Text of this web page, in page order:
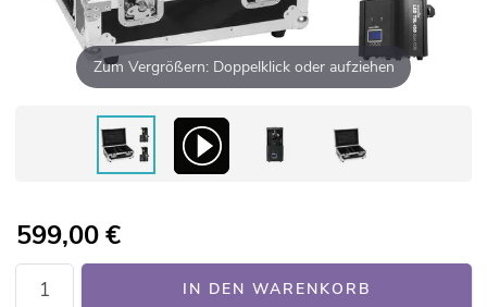
Zum Vergrößern: Doppelklick oder aufziehen
599,00€
IN DEN WARENKORB